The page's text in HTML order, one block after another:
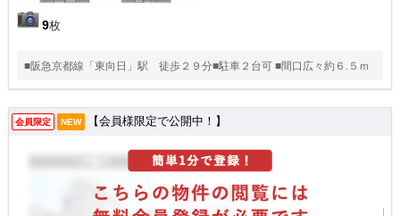
9枚
■阪急京都線「東向日」駅 徒歩２９分■駐車２台可 ■間口広々約６.５ｍ
会員限定 NEW 【会員様限定で公開中！】